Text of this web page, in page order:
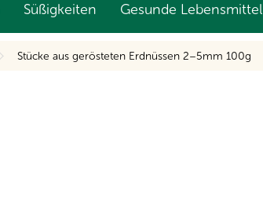
Süßigkeiten Gesunde Lebensmittel
Stücke aus gerösteten Erdnüssen 2–5mm 100g